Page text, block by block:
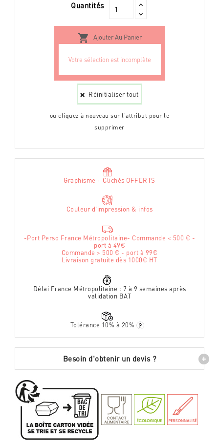
Quantités
 Ajouter Au Panier
Réinitialiser tout
ou cliquez à nouveau sur l'attribut pour le
supprimer
Graphisme + Clichés OFFERTS
Couleur d'impression & infos
-Port Perso France Métropolitaine- Commande < 500 € -
port à 49€
Commande > 500 € - port à 99€
Livraison gratuite dès 1000€ HT
Délai France Métropolitaine : 7 à 9 semaines après
validation BAT
Tolérance 10% à 20%
+
Besoin d'obtenir un devis ?